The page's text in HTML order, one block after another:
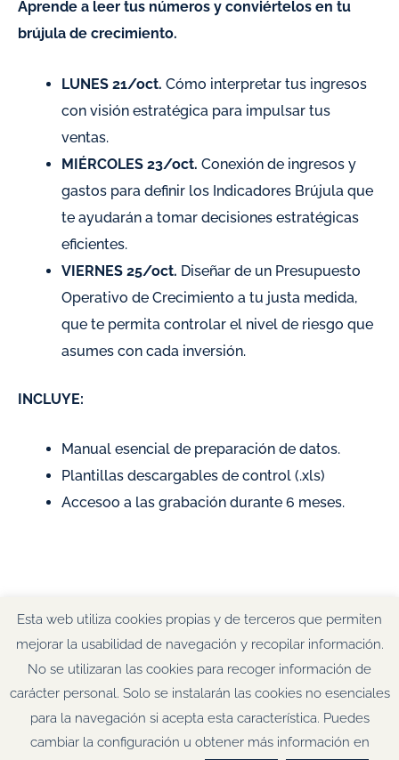
Aprende a leer tus números y conviértelos en tu
brújula de crecimiento.
LUNES 21/oct. Cómo interpretar tus ingresos
con visión estratégica para impulsar tus
ventas.
MIÉRCOLES 23/oct.Conexión de ingresos y
gastos para definir los Indicadores Brújula que
te ayudarán a tomar decisiones estratégicas
eficientes.
VIERNES 25/oct. Diseñar de un Presupuesto
Operativo de Crecimiento a tu justa medida,
que te permita controlar el nivel de riesgo que
asumes con cada inversión.
INCLUYE:
Manual esencial de preparación de datos.
Plantillas descargables de control (.xls)
Accesoo a las grabación durante 6 meses.
© Tu Mentora SL. Todos los derechos reservados.
Aviso Legal &
Política de Cookies.
F
T
L
I
Esta web utiliza cookies propias y de terceros que permiten
mejorar la usabilidad de navegación y recopilar información.
No se utilizaran las cookies para recoger información de
carácter personal. Solo se instalarán las cookies no esenciales
para la navegación si acepta esta característica. Puedes
cambiar la configuración u obtener más información en